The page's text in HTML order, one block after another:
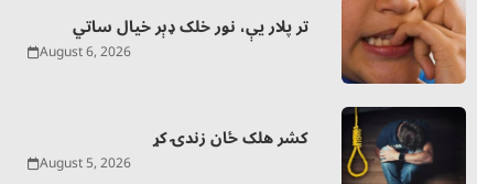
تر پلار یې، نور خلک ډېر خیال ساتي
August 6, 2026
کشر هلک ځان زندۍ کړ
August 5, 2026